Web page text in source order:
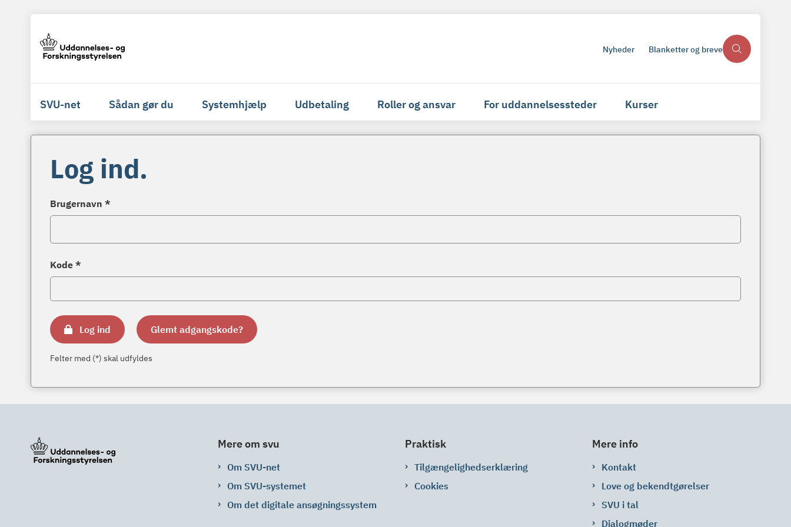
Nyheder Blanketter og breve
SVU-net Sådan gør du Systemhjælp Udbetaling Roller og ansvar For uddannelsessteder Kurser
Log ind.
Brugernavn *
Kode *
Log ind Glemt adgangskode?
Felter med (*) skal udfyldes
Mere om svu
Om SVU-net
Om SVU-systemet
Om det digitale ansøgningssystem
Praktisk
Tilgængelighedserklæring
Cookies
Mere info
Kontakt
Love og bekendtgørelser
SVU i tal
Dialogmøder